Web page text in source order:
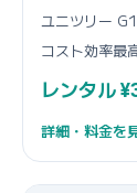
ユニツリー G1
コスト効率最
レンタル
詳細・料金を